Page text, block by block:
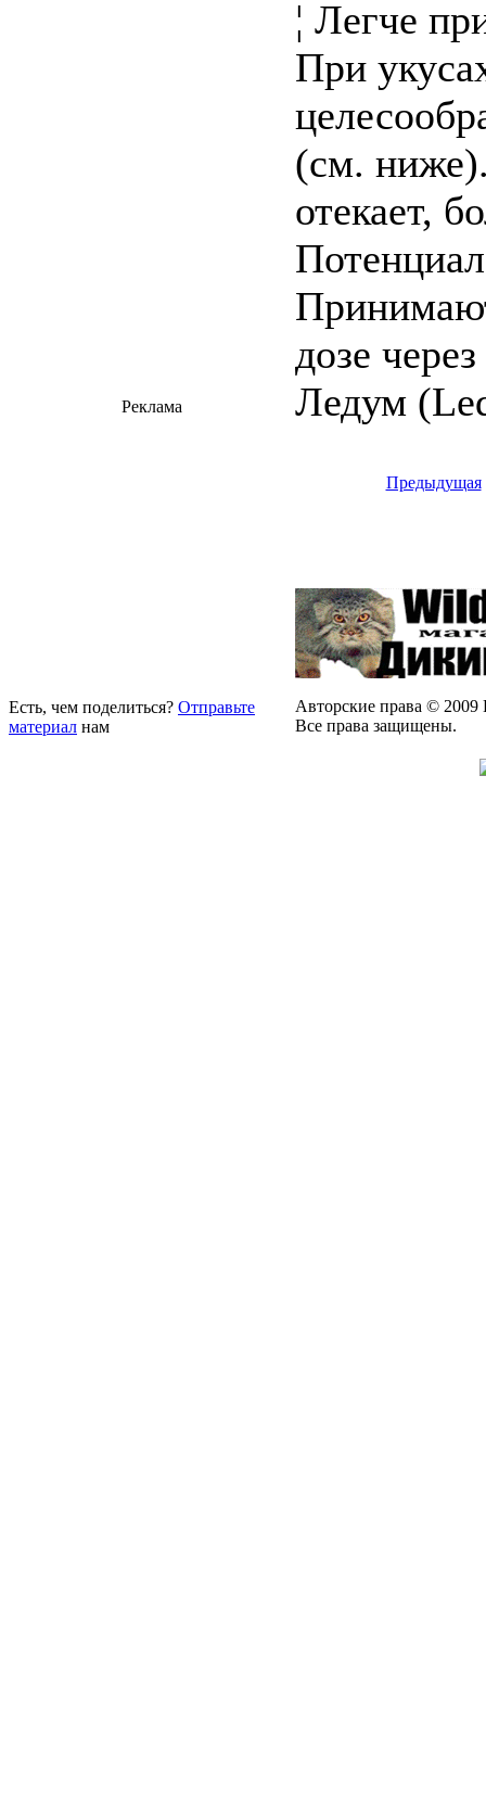
¦ Легче
При
(см.
отекает,
дозе
Ледум
Предыдущая
Реклама
Есть, чем поделиться? Отправьте
материал нам
Авторские права © 2009
Все права защищены.